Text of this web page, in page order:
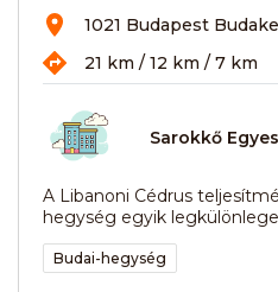
1021 Budapest
21 km / 12 km / 7 km
Sarokkő
A Libanoni Cédrus
hegység egyik
Budai-hegység